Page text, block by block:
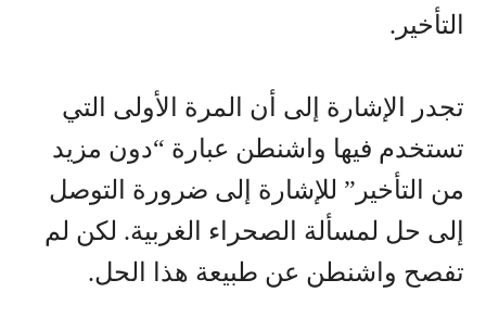
التأخير.
تجدر الإشارة إلى أن المرة الأولى التي
تستخدم فيها واشنطن عبارة “دون مزيد
من التأخير” للإشارة إلى ضرورة التوصل
إلى حل لمسألة الصحراء الغربية. لكن لم
تفصح واشنطن عن طبيعة هذا الحل.